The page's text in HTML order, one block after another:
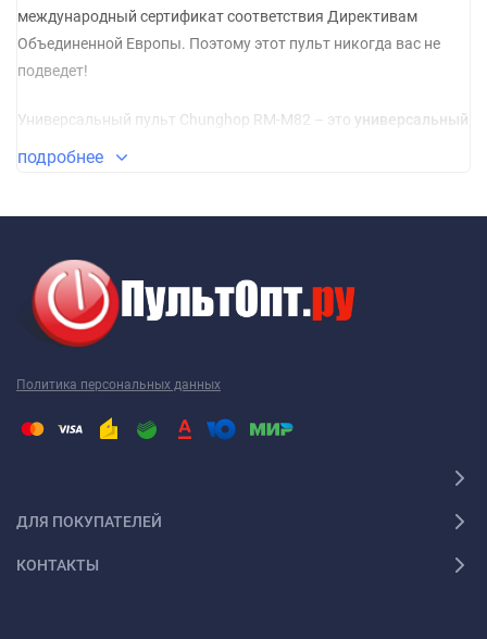
международный сертификат соответствия Директивам
Объединенной Европы. Поэтому этот пульт никогда вас не
подведет!
Универсальный пульт Chunghop RM-M82 – это универсальный
, который заменяет множество пультов определенного
могут пользоваться даже люди далекие от электроники. Его
корпус очень часто совпадает с корпусом вашего родного
пульта, поэтому у вас не будет привыкания к расположению
пульт
для вашей техники.
подробнее
Политика персональных данных
ДЛЯ ПОКУПАТЕЛЕЙ
КОНТАКТЫ